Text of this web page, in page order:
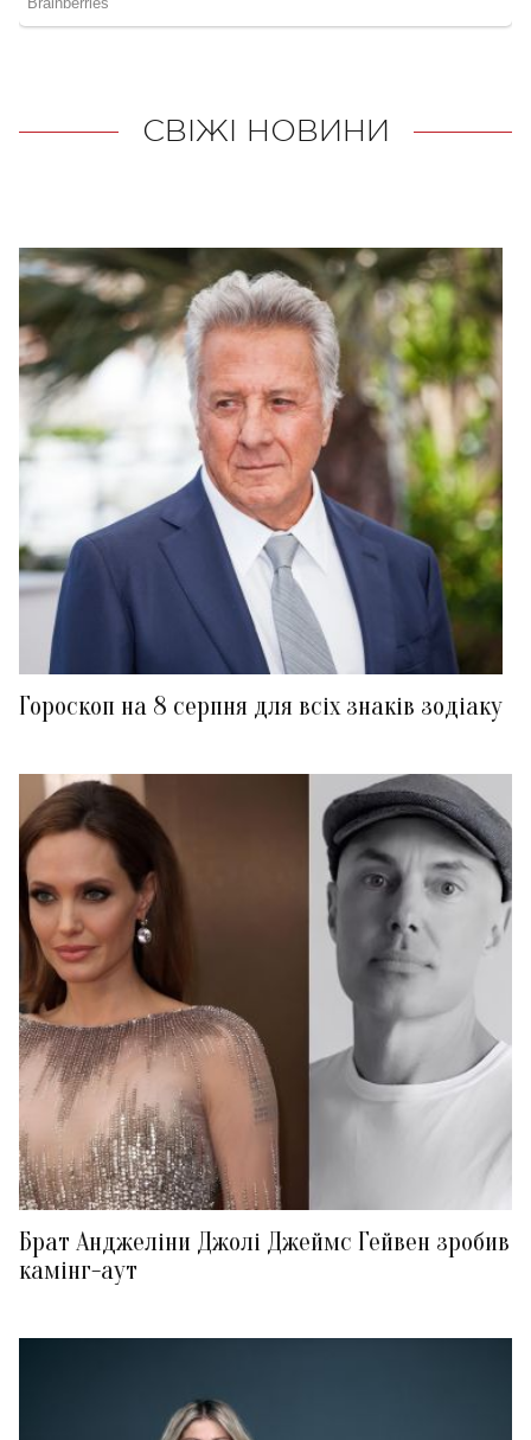
СВІЖІ НОВИНИ
Гороскоп на 8 серпня для всіх знаків зодіаку
Брат Анджеліни Джолі Джеймс Гейвен зробив
камінг-аут